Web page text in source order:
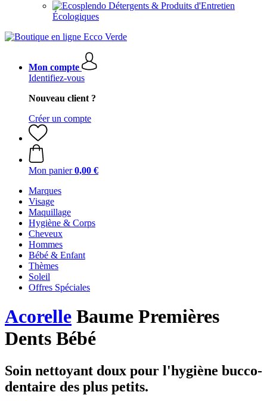
Détergents & Produits d'Entretien
Écologiques
Mon compte
Identifiez-vous
Nouveau client ?
Créer un compte
Mon panier 0,00 €
Marques
Visage
Maquillage
Hygiène & Corps
Cheveux
Hommes
Bébé & Enfant
Thèmes
Soleil
Offres Spéciales
Acorelle Baume Premières
Dents Bébé
Soin nettoyant doux pour l'hygiène bucco-
dentaire des plus petits.